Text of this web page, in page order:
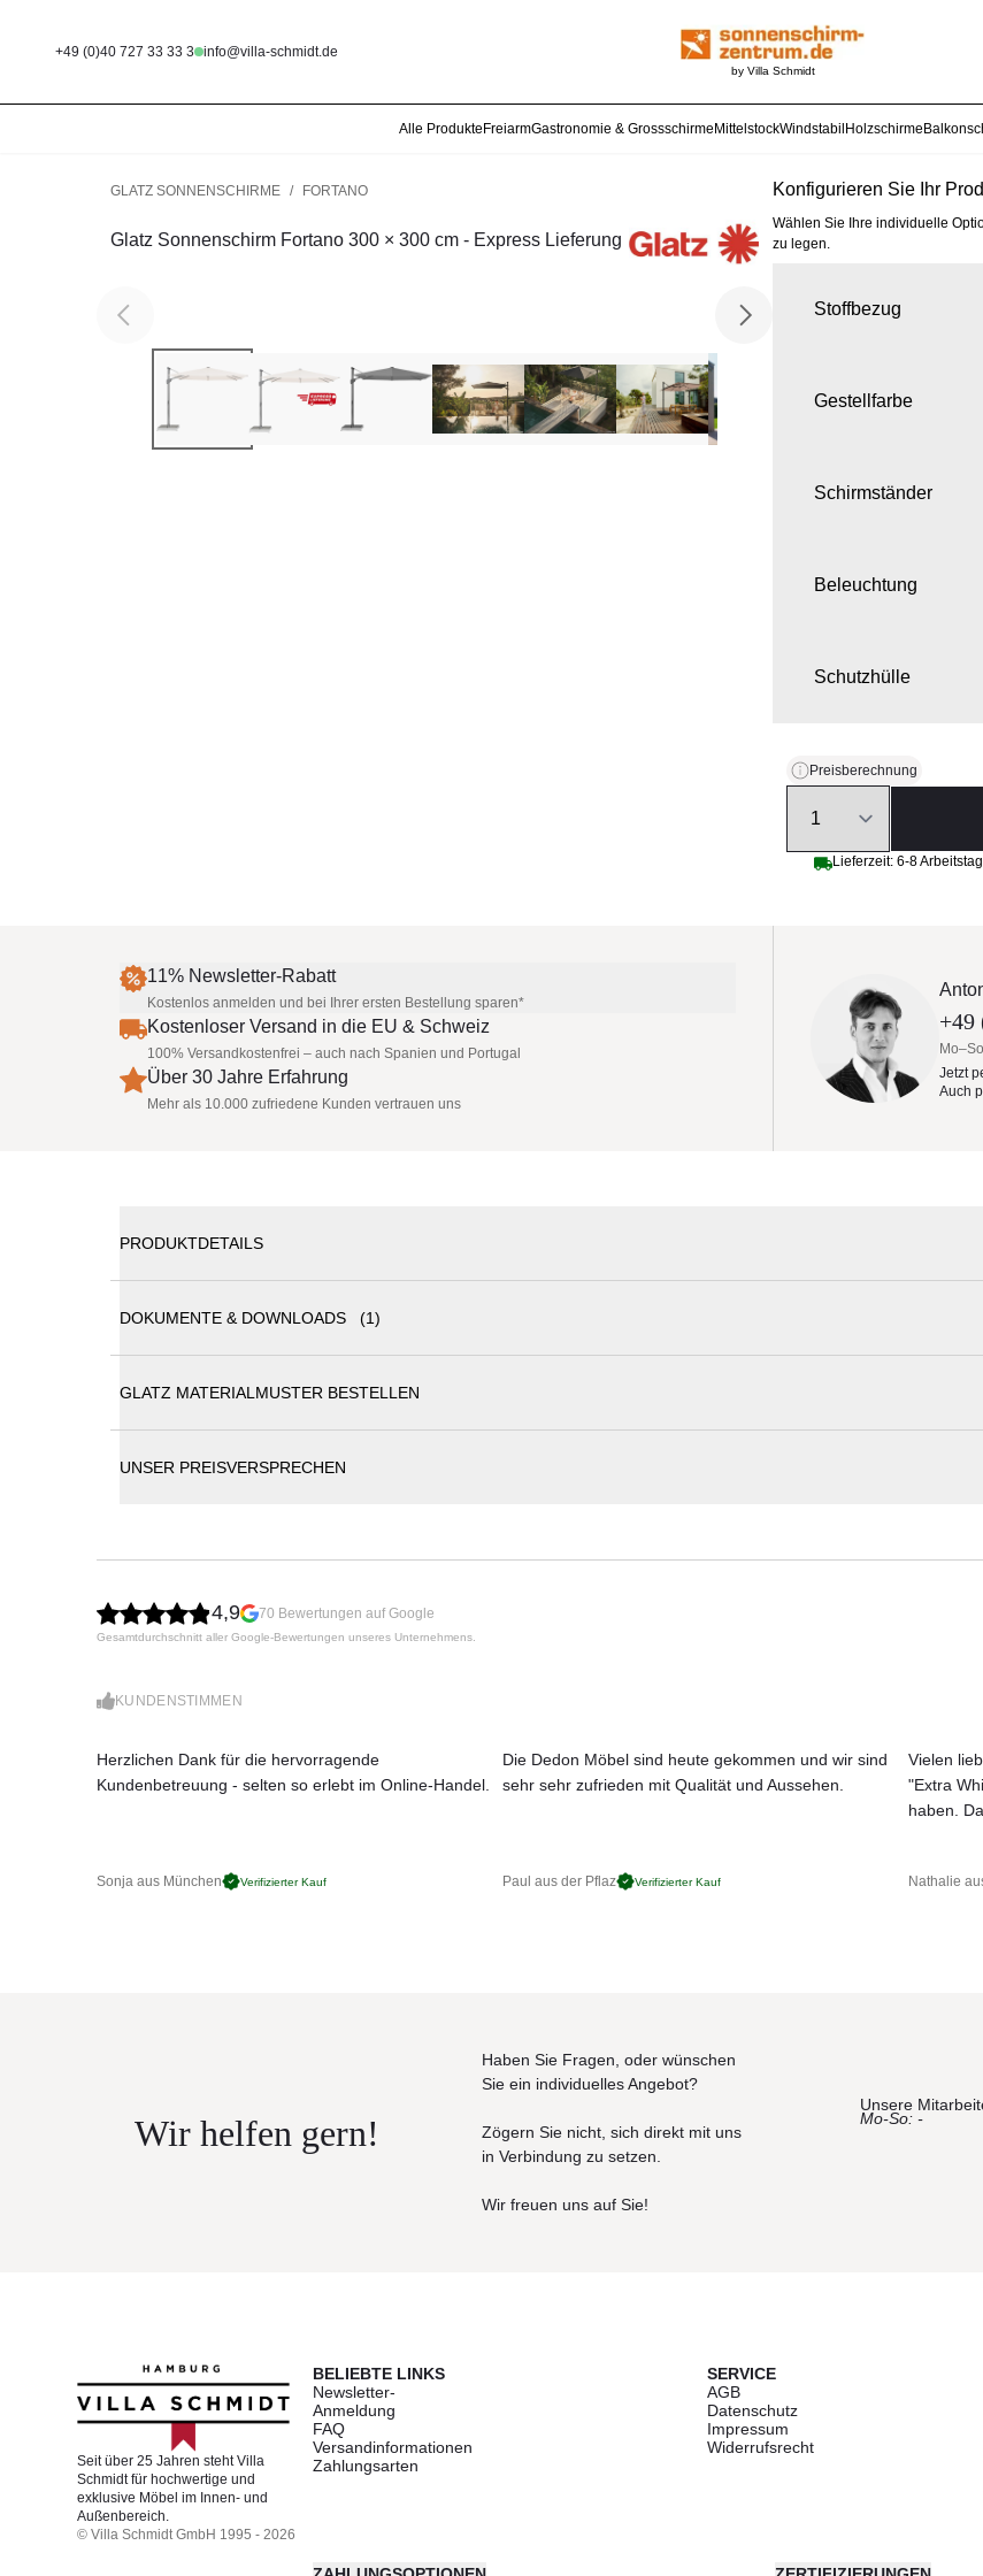
+49 (0)40 727 33 33 3 info@villa-schmidt.de
by Villa Schmidt
Alle Produkte FreiarmGastronomie & Grossschirme MittelstockWindstabil Holzschirme
GLATZ SONNENSCHIRME / FORTANO
Glatz Sonnenschirm Fortano 300 × 300 cm - Express Lieferung
Konfigurieren Sie Ihr
Wählen Sie Ihre individuelle
zu legen.
Stoffbezug
Gestellfarbe
Schirmständer
Beleuchtung
Schutzhülle
Preisberechnung
Lieferzeit: 6-8
11% Newsletter-Rabatt
Kostenlos anmelden und bei Ihrer ersten Bestellung sparen*
Kostenloser Versand in die EU & Schweiz
100% Versandkostenfrei – auch nach Spanien und Portugal
Über 30 Jahre Erfahrung
Mehr als 10.000 zufriedene Kunden vertrauen uns
+49
Jetzt
Auch
PRODUKTDETAILS
Die Freiarmschirme bekommen Zuwachs! Der jüngste Spross der eleganten Schattenspender verbindet den
Bezug ist in den Stoffklassen 2, 4 und 5 erhältlich.
Bedienung:
Durch das Drehen der Kurbel am Schirmarm öffnet sich der Schirm, richtet sich automatisch waagerecht aus und
Material und Technik
Schliesshöhen. Das Mastprofil ist oval 66 × 95 × 3 mm. Mit Handkurbel.
Schirmbezug:
selbstspannend durch flexible Strebenenden, erhältlich in der Stoff-klasse 5 (100% Polyacryl ca. 300 g/m²) oder der
Überwinterung: In der Schutzhülle an einem windgeschützten, trockenen Ort.
: 120 kg (300 × 300) und 150 kg (400 × 300)
: Aluminium graphitgrau pulverbeschichtet
DOKUMENTE & DOWNLOADS (1)
GLATZ MATERIALMUSTER BESTELLEN
JETZT MUSTER BESTELLEN
UNSER PREISVERSPRECHEN
4,9 70 Bewertungen auf Google
Gesamtdurchschnitt aller Google-Bewertungen unseres Unternehmens.
KUNDENSTIMMEN
Herzlichen Dank für die hervorragende
Kundenbetreuung - selten so erlebt im Online-Handel.
Sonja aus München Verifizierter Kauf
Die Dedon Möbel sind heute gekommen und wir sind
sehr sehr zufrieden mit Qualität und Aussehen.
Paul aus der Pflaz Verifizierter Kauf
Vielen
"Extra
haben.
Nathalie
Wir helfen gern!
Haben Sie Fragen, oder wünschen
Sie ein individuelles Angebot?
Zögern Sie nicht, sich direkt mit uns
in Verbindung zu setzen.
Wir freuen uns auf Sie!
Unsere
Mo-So: -
Seit über 25 Jahren steht Villa
Schmidt für hochwertige und
exklusive Möbel im Innen- und
Außenbereich.
© Villa Schmidt GmbH 1995 - 2026
BELIEBTE LINKS
Newsletter-
Anmeldung
FAQ
Versandinformationen
Zahlungsarten
SERVICE
AGB
Datenschutz
Impressum
Widerrufsrecht